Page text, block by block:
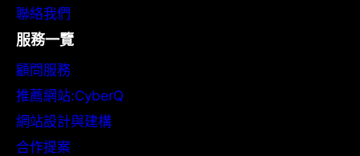
聯絡我們
服務一覽
顧問服務
推薦網站:CyberQ
網站設計與建構
合作提案